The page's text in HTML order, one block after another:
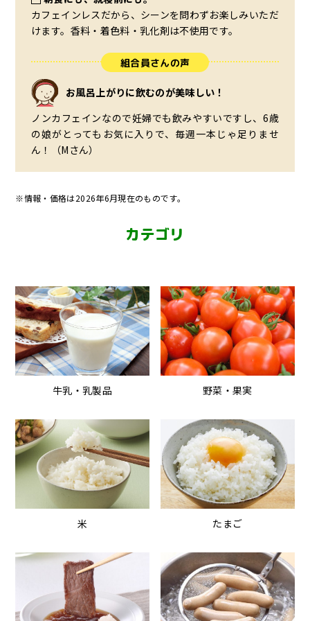
カフェインレスだから、シーンを問わずお楽しみいただ
けます。香料・着色料・乳化剤は不使用です。
組合員さんの声
お風呂上がりに飲むのが美味しい！
ノンカフェインなので妊婦でも飲みやすいですし、6歳
の娘がとってもお気に入りで、毎週一本じゃ足りませ
ん！（Mさん）
※情報・価格は2026年6月現在のものです。
カテゴリ
牛乳・乳製品 野菜・果実
米 たまご